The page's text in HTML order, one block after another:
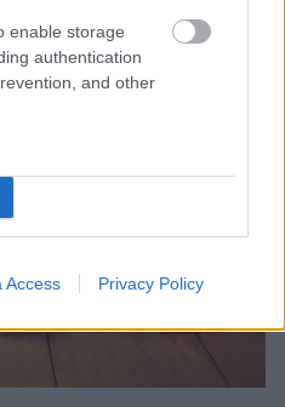
enable storage
authentication
and other
Access Privacy Policy